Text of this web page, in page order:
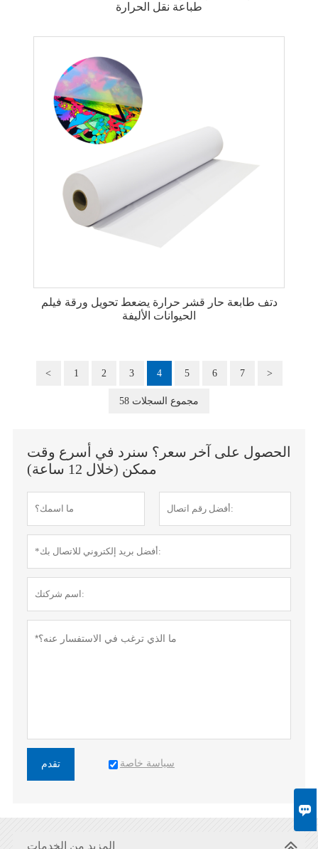

طباعة نقل الحرارة
دتف طابعة حار قشر حرارة يضعط تحويل ورقة فيلم
الحيوانات الأليفة
< 1 2 3 4 5 6 7 >
58 مجموع السجلات
الحصول على آخر سعر؟ سنرد في أسرع وقت
ممكن (خلال 12 ساعة)
تقدم سياسة خاصة
المزيد من الخدمات